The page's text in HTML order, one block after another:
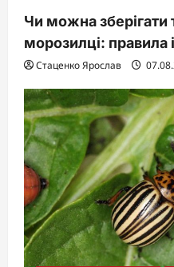
Чи можна зберігати
морозилці: правила
Стаценко Ярослав